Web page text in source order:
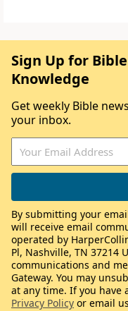
Sign Up for
Knowledge
Get weekly Bible
your inbox.
By submitting your
will receive email
operated by
Pl, Nashville, TN 37214
communications and
Gateway. You may
at any time. If you have
Privacy Policy or email